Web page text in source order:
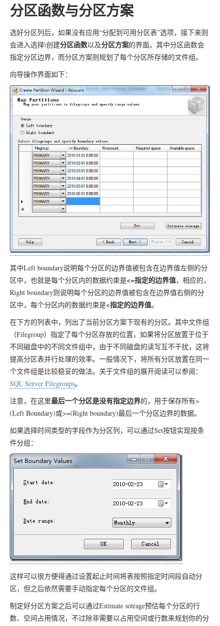
分区函数与分区方案
选好分区列后，如果没有应用“分配到可用分区表”选项，接下来则
会进入选择\创建分区函数以及分区方案的界面。其中分区函数会
指定分区边界，而分区方案则规划了每个分区所存储的文件组。
向导操作界面如下：
其中Left boundary说明每个分区的边界值被包含在边界值左侧的分
区中，也就是每个分区内的数据约束是<=指定的边界值，相应的，
Right boundary则说明每个分区的边界值被包含在边界值右侧的分
区中，每个分区内的数据约束是<指定的边界值。
在下方的列表中，列出了当前分区方案下现有的分区。其中文件组
（Filegroup）指定了每个分区存放的位置，如果将分区放置于位于
不同磁盘中的不同文件组中，由于不同磁盘的读写互不干扰，这将
提高分区表并行处理的效率。一般情况下，将所有分区放置在同一
个文件组是比较稳妥的做法。关于文件组的展开阅读可以参阅：
SQL Server Filegroups。
注意，在这里最后一个分区是没有指定边界的，用于保存所有>
(Left Boundary)或>=(Right boundary)最后一个分区边界的数据。
如果选择时间类型的字段作为分区列，可以通过Set按钮实现按条
件分组：
这样可以很方便得通过设置起止时间将表按照指定时间段自动分
区，但之后依然需要手动指定每个分区的文件组。
制定好分区方案之后可以通过Estimate sotrage预估每个分区的行
数、空间占用情况，不过除非需要以占用空间或行数来规划你的分